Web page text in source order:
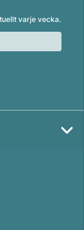
varje vecka.